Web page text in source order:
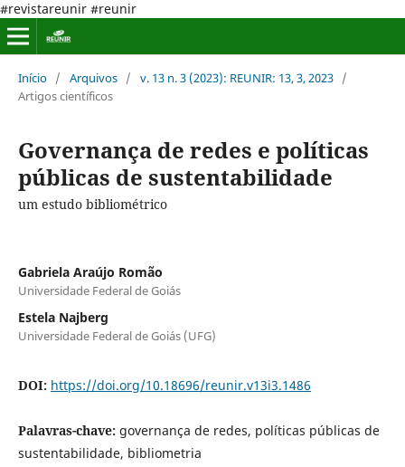
#revistareunir #reunir
Início / Arquivos / v. 13 n. 3 (2023): REUNIR: 13, 3, 2023 /
Artigos científicos
Governança de redes e políticas
públicas de sustentabilidade
um estudo bibliométrico
Gabriela Araújo Romão
Universidade Federal de Goiás
Estela Najberg
Universidade Federal de Goiás (UFG)
DOI: https://doi.org/10.18696/reunir.v13i3.1486
Palavras-chave: governança de redes, políticas públicas de
sustentabilidade, bibliometria